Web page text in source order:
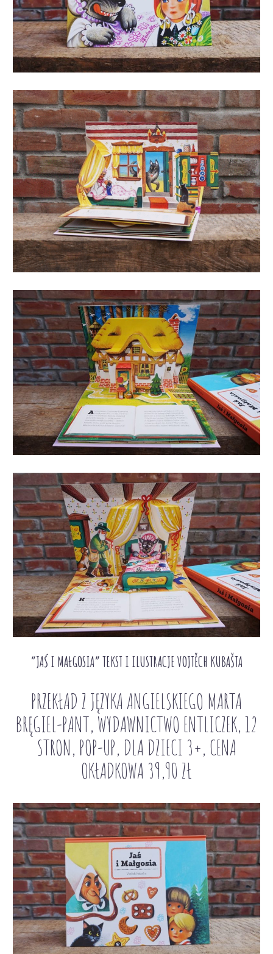
“JAŚ I MAŁGOSIA” TEKST I ILUSTRACJE VOJTĚCH KUBAŠTA
PRZEKŁAD Z JĘZYKA ANGIELSKIEGO MARTA
BRĘGIEL-PANT, WYDAWNICTWO ENTLICZEK, 12
STRON, POP-UP, DLA DZIECI 3+, CENA
OKŁADKOWA 39,90 ZŁ